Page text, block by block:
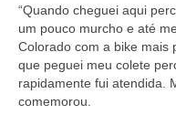
“Quando cheguei aqui
um pouco murcho e até
Colorado com a bike mais
que peguei meu colete
rapidamente fui atendida.
comemorou.